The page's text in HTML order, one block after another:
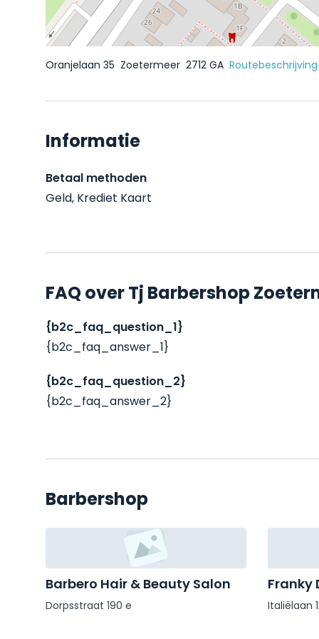
Oranjelaan 35 Zoetermeer 2712 GA Routebeschrijving
Informatie
Betaal methoden
Geld, Krediet Kaart
FAQ over Tj Barbershop
{b2c_faq_question_1}
{b2c_faq_answer_1}
{b2c_faq_question_2}
{b2c_faq_answer_2}
Barbershop
Barbero Hair & Beauty Salon
Dorpsstraat 190 e
Franky
Italiëlaan